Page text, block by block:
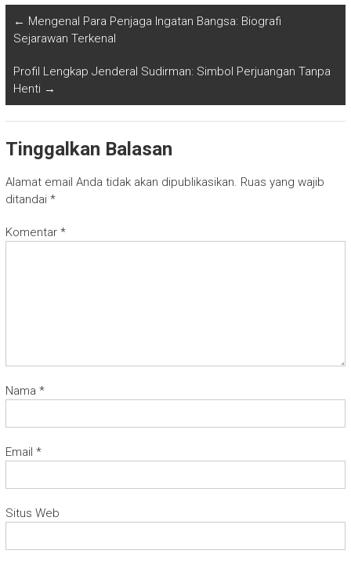
← Mengenal Para Penjaga Ingatan Bangsa: Biografi
Sejarawan Terkenal
Profil Lengkap Jenderal Sudirman: Simbol Perjuangan Tanpa
Henti →
Tinggalkan Balasan
Alamat email Anda tidak akan dipublikasikan. Ruas yang wajib
ditandai *
Komentar *
Nama *
Email *
Situs Web